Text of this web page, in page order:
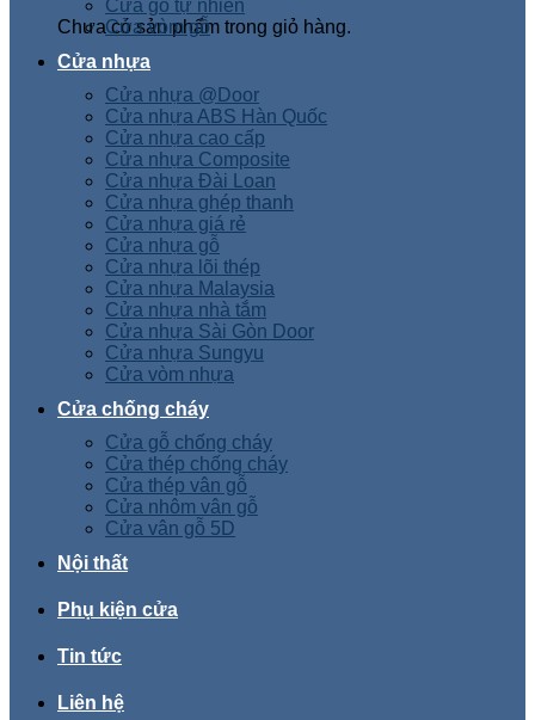
Chưa có sản phẩm trong giỏ hàng.
Cửa gỗ tự nhiên
Cửa vòm gỗ
Cửa nhựa
Cửa nhựa @Door
Cửa nhựa ABS Hàn Quốc
Cửa nhựa cao cấp
Cửa nhựa Composite
Cửa nhựa Đài Loan
Cửa nhựa ghép thanh
Cửa nhựa giá rẻ
Cửa nhựa gỗ
Cửa nhựa lõi thép
Cửa nhựa Malaysia
Cửa nhựa nhà tắm
Cửa nhựa Sài Gòn Door
Cửa nhựa Sungyu
Cửa vòm nhựa
Cửa chống cháy
Cửa gỗ chống cháy
Cửa thép chống cháy
Cửa thép vân gỗ
Cửa nhôm vân gỗ
Cửa vân gỗ 5D
Nội thất
Phụ kiện cửa
Tin tức
Liên hệ